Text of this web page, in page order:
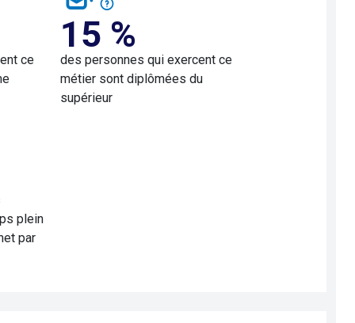
ce
15 %
des personnes qui exercent ce
métier sont diplômées du
supérieur
plein
par